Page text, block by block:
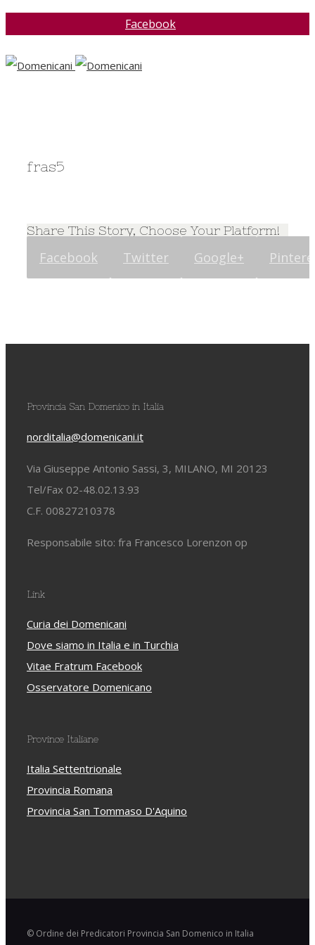
Facebook
fras5
Share This Story, Choose Your Platform!
Facebook Twitter Google+
Provincia San Domenico in Italia
norditalia@domenicani.it
Via Giuseppe Antonio Sassi, 3, MILANO, MI 20123
Tel/Fax 02-48.02.13.93
C.F. 00827210378
Responsabile sito: fra Francesco Lorenzon op
Link
Curia dei Domenicani
Dove siamo in Italia e in Turchia
Vitae Fratrum Facebook
Osservatore Domenicano
Province Italiane
Italia Settentrionale
Provincia Romana
Provincia San Tommaso D'Aquino
© Ordine dei Predicatori Provincia San Domenico in Italia